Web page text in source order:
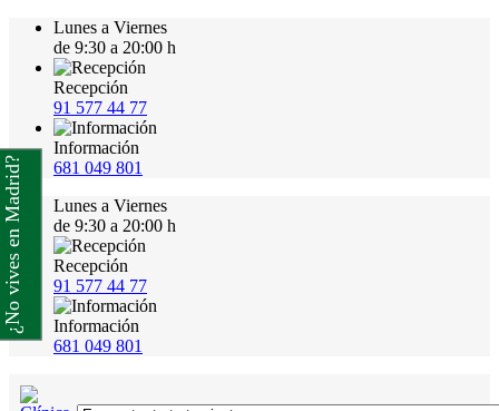
Lunes a Viernes
de 9:30 a 20:00 h
Recepción
91 577 44 77
Información
681 049 801
Lunes a Viernes
de 9:30 a 20:00 h
Recepción
91 577 44 77
Información
681 049 801
¿No vives en Madrid?